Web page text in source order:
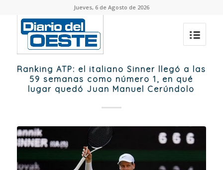
Jueves, 6 de Agosto de 2026
Ranking ATP: el italiano Sinner llegó a las
59 semanas como número 1, en qué
lugar quedó Juan Manuel Cerúndolo